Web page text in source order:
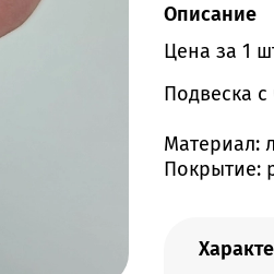
Описание
Цена за 1
Подвеска
Материал:
Покрытие: